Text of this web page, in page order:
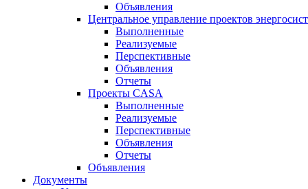
Объявления
Центральное управление проектов
Выполненные
Реализуемые
Перспективные
Объявления
Отчеты
Проекты CASA
Выполненные
Реализуемые
Перспективные
Объявления
Отчеты
Объявления
Документы